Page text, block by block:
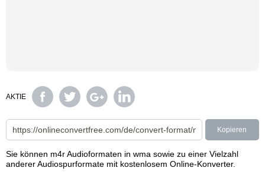
AKTIE
Kopieren
Sie können m4r Audioformaten in wma sowie zu einer Vielzahl
anderer Audiospurformate mit kostenlosem Online-Konverter.